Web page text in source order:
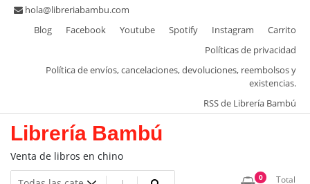
Saltar
contenido
hola@libreriabambu.com
Blog
Facebook Youtube Spotify Instagram
Carrito
Políticas de privacidad
Política de envíos, cancelaciones, devoluciones, reembolsos y
existencias.
RSS de Librería Bambú
Librería Bambú
Venta de libros en chino
0
Total